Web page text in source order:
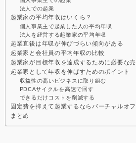
法人での起業
起業家の平均年収はいくら？
個人事業主で起業した人の平均年収
法人を経営する起業家の平均年収
起業直後は年収が伸びづらい傾向がある
起業家と会社員の平均年収の比較
起業家が目標年収を達成するために必要な
起業家として年収を伸ばすためのポイント
収益性の高いビジネスに取り組む
PDCAサイクルを高速で回す
できるだけコストを削減する
固定費を抑えて起業するならバーチャルオ
まとめ